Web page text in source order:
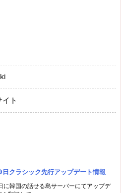
ト
クラシック先行アップデート情報
に韓国の話せる島サーバーにてアップデ